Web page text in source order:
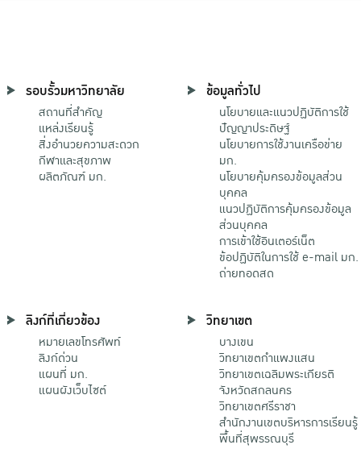
รอบรั้วมหาวิทยาลัย
สถานที่สำคัญ
แหล่งเรียนรู้
สิ่งอำนวยความสะดวก
กีฬาและสุขภาพ
ผลิตภัณฑ์ มก.
ข้อมูลทั่วไป
นโยบายและแนวปฏิบัติการใช้
ปัญญาประดิษฐ์
นโยบายการใช้งานเครือข่าย
มก.
นโยบายคุ้มครองข้อมูลส่วน
บุคคล
แนวปฏิบัติการคุ้มครองข้อมูล
ส่วนบุคคล
การเข้าใช้อินเตอร์เน็ต
ข้อปฏิบัติในการใช้ e-mail มก.
ถ่ายทอดสด
ลิงก์ที่เกี่ยวข้อง
หมายเลขโทรศัพท์
ลิงก์ด่วน
แผนที่ มก.
แผนผังเว็บไซต์
วิทยาเขต
บางเขน
วิทยาเขตกําแพงแสน
วิทยาเขตเฉลิมพระเกียรติ
จังหวัดสกลนคร
วิทยาเขตศรีราชา
สำนักงานเขตบริหารการเรียนรู้
พื้นที่สุพรรณบุรี